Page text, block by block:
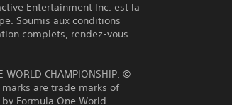
Entertainment Inc. est la
Soumis aux conditions
complets, rendez-vous
CHAMPIONSHIP. ©
marks are trade marks of
Formula One World